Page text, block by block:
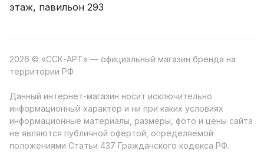
этаж, павильон 293
2026 © «ССК-АРТ» — официальный магазин бренда на
территории РФ
Данный интернет-магазин носит исключительно
информационный характер и ни при каких условиях
информационные материалы, размеры, фото и цены сайта
не являются публичной офертой, определяемой
положениями Статьи 437 Гражданского кодекса РФ.